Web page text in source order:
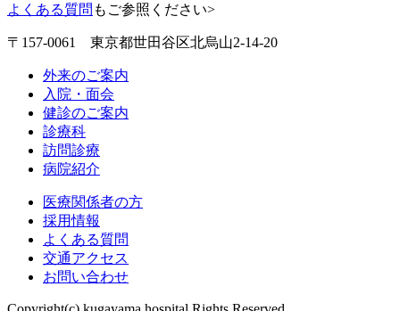
よくある質問 もご参照ください>
〒157-0061 東京都世田谷区北烏山2-14-20
外来のご案内
入院・面会
健診のご案内
診療科
訪問診療
病院紹介
医療関係者の方
採用情報
よくある質問
交通アクセス
お問い合わせ